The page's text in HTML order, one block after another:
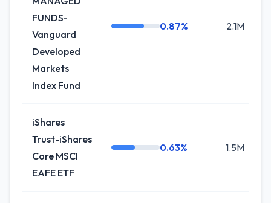
FUNDS-
Vanguard
Developed
Markets
Index Fund
0.87% 2.1M
iShares
Trust-iShares
Core MSCI
EAFE ETF
0.63% 1.5M